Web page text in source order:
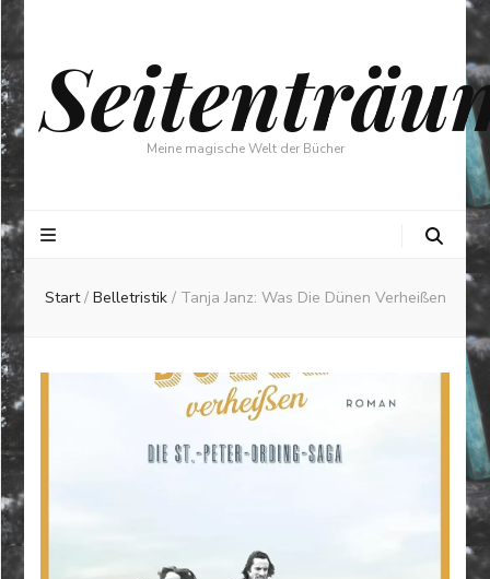
Meine magische Welt der Bücher
Start / Belletristik / Tanja Janz: Was Die Dünen Verheißen